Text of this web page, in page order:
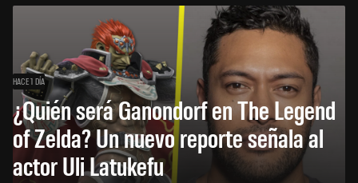
HACE 1 DÍA
¿Quién será Ganondorf en The Legend
of Zelda? Un nuevo reporte señala al
actor Uli Latukefu